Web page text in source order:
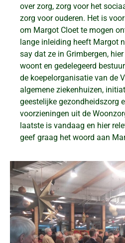
over zorg, zorg voor het
zorg voor ouderen. Het is
om Margot Cloet te mogen
lange inleiding heeft Margot
say dat ze in Grimbergen,
woont en gedelegeerd
de koepelorganisatie van de
algemene ziekenhuizen,
geestelijke gezondheidszorg
voorzieningen uit de
laatste is vandaag en hier
geef graag het woord aan